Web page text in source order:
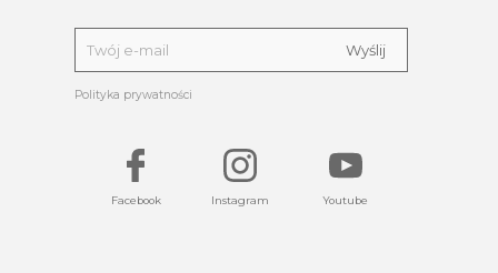
Polityka prywatności
Facebook Instagram Youtube